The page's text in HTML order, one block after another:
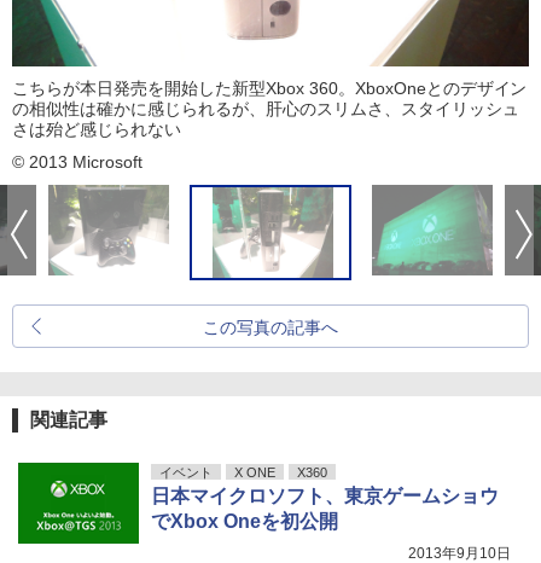
こちらが本日発売を開始した新型Xbox 360。XboxOneとのデザイン
の相似性は確かに感じられるが、肝心のスリムさ、スタイリッシュ
さは殆ど感じられない
© 2013 Microsoft
この写真の記事へ
関連記事
イベント X ONE X360
日本マイクロソフト、東京ゲームショウ
でXbox Oneを初公開
2013年9月10日